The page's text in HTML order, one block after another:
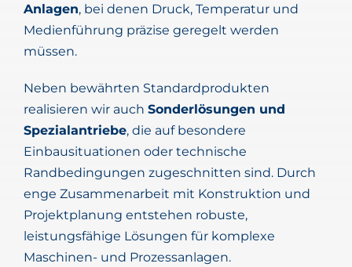
Anlagen, bei denen Druck, Temperatur und
Medienführung präzise geregelt werden
müssen.
Neben bewährten Standardprodukten
realisieren wir auch Sonderlösungen und
Spezialantriebe, die auf besondere
Einbausituationen oder technische
Randbedingungen zugeschnitten sind. Durch
enge Zusammenarbeit mit Konstruktion und
Projektplanung entstehen robuste,
leistungsfähige Lösungen für komplexe
Maschinen- und Prozessanlagen.